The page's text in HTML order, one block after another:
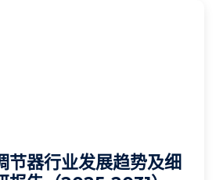
节器行业发展趋势及细